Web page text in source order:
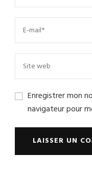
Enregistrer mon
navigateur pour